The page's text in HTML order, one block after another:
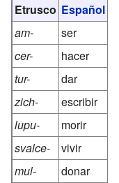
Etrusco Español
am-
ser
cer-
hacer
tur-
dar
zich-
escribir
lupu-
morir
svalce-
vivir
mul-
donar